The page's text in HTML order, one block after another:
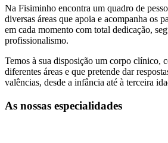
Na Fisiminho encontra um quadro de
diversas áreas que apoia e acompanha os
em cada momento com total dedicação,
profissionalismo.
Temos à sua disposição um corpo clínico,
diferentes áreas e que pretende dar
valências, desde a infância até à terceira
As nossas especialidades